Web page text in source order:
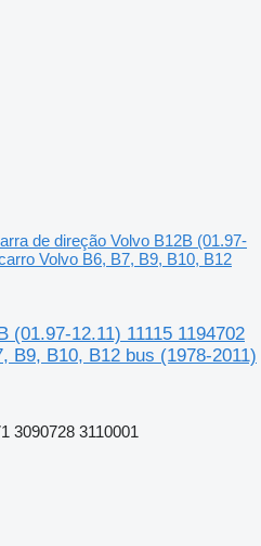
de direção Volvo B12B (01.97-
Volvo B6, B7, B9, B10, B12
(01.97-12.11) 11115 1194702
B9, B10, B12 bus (1978-2011)
3090728 3110001